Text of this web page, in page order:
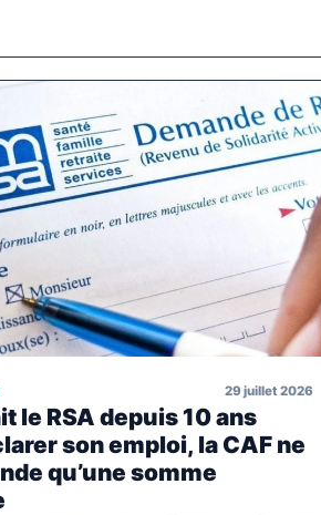
29 juillet 2026
le RSA depuis 10 ans
son emploi, la CAF ne
qu’une somme